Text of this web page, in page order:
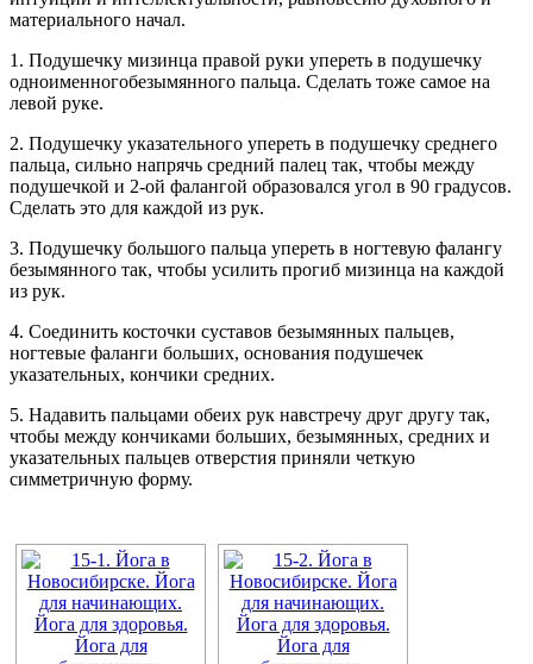
материального начал.
1. Подушечку мизинца правой руки упереть в подушечку
одноименногобезымянного пальца. Сделать тоже самое на
левой руке.
2. Подушечку указательного упереть в подушечку среднего
пальца, сильно напрячь средний палец так, чтобы между
подушечкой и 2-ой фалангой образовался угол в 90 градусов.
Сделать это для каждой из рук.
3. Подушечку большого пальца упереть в ногтевую фалангу
безымянного так, чтобы усилить прогиб мизинца на каждой
из рук.
4. Соединить косточки суставов безымянных пальцев,
ногтевые фаланги больших, основания подушечек
указательных, кончики средних.
5. Надавить пальцами обеих рук навстречу друг другу так,
чтобы между кончиками больших, безымянных, средних и
указательных пальцев отверстия приняли четкую
симметричную форму.